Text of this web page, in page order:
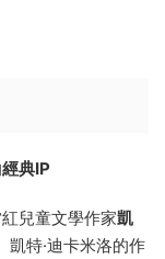
經典IP
兒童文學作家凱
凱特·迪卡米洛的作